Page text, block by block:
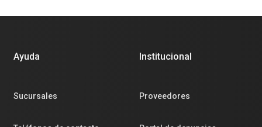
Ayuda
Sucursales
Institucional
Proveedores